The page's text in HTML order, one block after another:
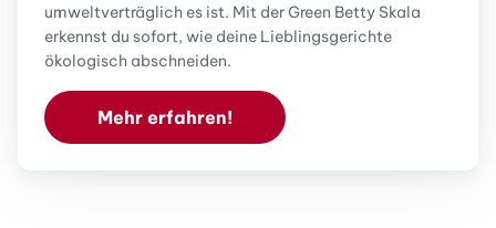
umweltverträglich es ist. Mit der Green Betty Skala
erkennst du sofort, wie deine Lieblingsgerichte
ökologisch abschneiden.
Mehr erfahren!